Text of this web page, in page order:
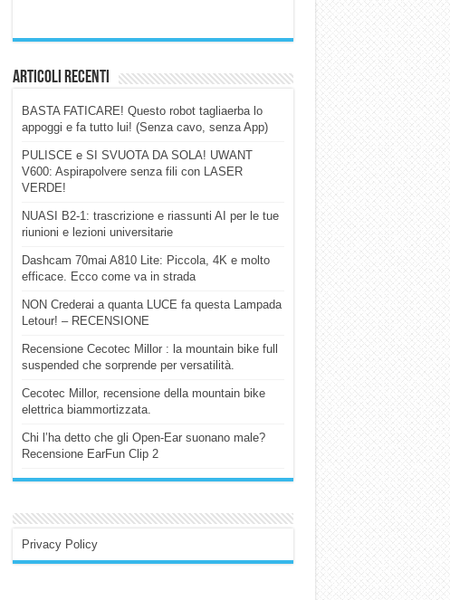
Articoli Recenti
BASTA FATICARE! Questo robot tagliaerba lo
appoggi e fa tutto lui! (Senza cavo, senza App)
PULISCE e SI SVUOTA DA SOLA! UWANT
V600: Aspirapolvere senza fili con LASER
VERDE!
NUASI B2-1: trascrizione e riassunti AI per le tue
riunioni e lezioni universitarie
Dashcam 70mai A810 Lite: Piccola, 4K e molto
efficace. Ecco come va in strada
NON Crederai a quanta LUCE fa questa Lampada
Letour! – RECENSIONE
Recensione Cecotec Millor : la mountain bike full
suspended che sorprende per versatilità.
Cecotec Millor, recensione della mountain bike
elettrica biammortizzata.
Chi l’ha detto che gli Open-Ear suonano male?
Recensione EarFun Clip 2
Privacy Policy